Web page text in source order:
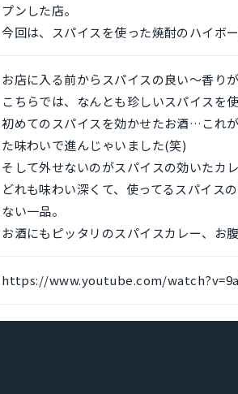
プンした店。
今回は、スパイスを使った焼酎のハイボ
お店に入る前からスパイスの良い〜香り
こちらでは、なんとも珍しいスパイスを
初めてのスパイスを効かせたお酒…これ
た味わいで進んじゃいました(笑)
そして外せないのがスパイスの効いたカレ
どれも味わい深くて、使ってるスパイス
ない一品。
お酒にもピッタリのスパイスカレー、お
https://www.youtube.com/